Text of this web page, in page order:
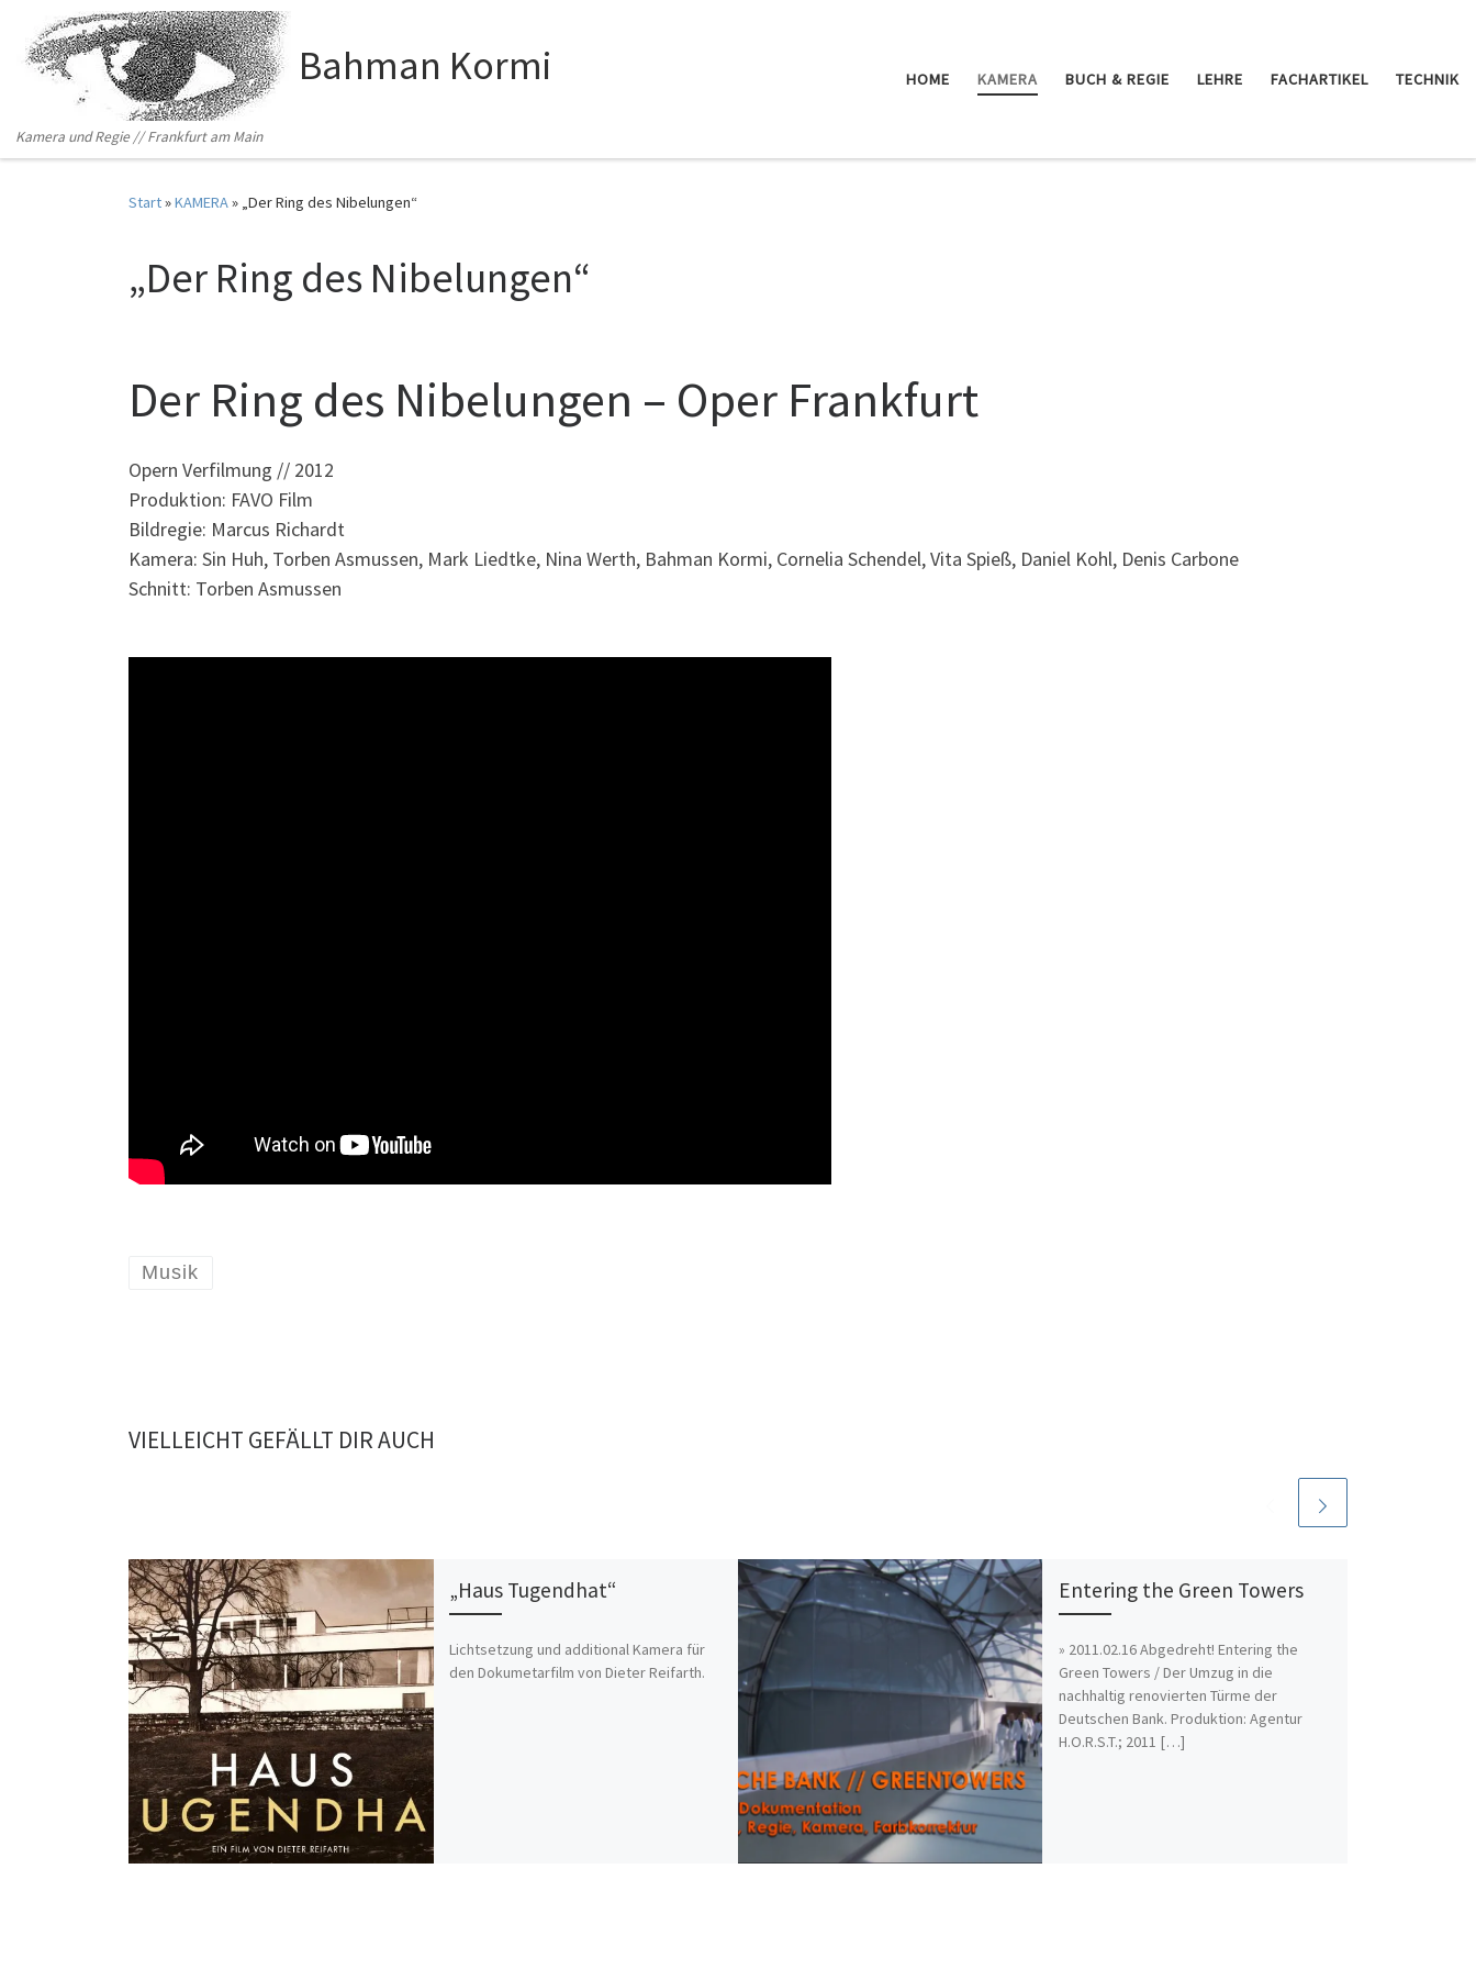
Zum Inhalt springen
Bahman Kormi
Kamera und Regie // Frankfurt am Main
HOME KAMERA BUCH & REGIE LEHRE FACHARTIKEL TECHNIK
Start»KAMERA» „Der Ring des Nibelungen“
„Der Ring des Nibelungen“
Der Ring des Nibelungen – Oper Frankfurt
Opern Verfilmung // 2012
Produktion: FAVO Film
Bildregie: Marcus Richardt
Kamera: Sin Huh, Torben Asmussen, Mark Liedtke, Nina Werth, Bahman Kormi, Cornelia Schendel, Vita Spieß, Daniel Kohl, Denis Carbone
Schnitt: Torben Asmussen
Musik
VIELLEICHT GEFÄLLT DIR AUCH
„Haus Tugendhat“
Lichtsetzung und additional Kamera für
den Dokumetarfilm von Dieter Reifarth.
Entering the Green Towers
» 2011.02.16 Abgedreht! Entering the
Green Towers / Der Umzug in die
nachhaltig renovierten Türme der
Deutschen Bank. Produktion: Agentur
H.O.R.S.T.; 2011 […]